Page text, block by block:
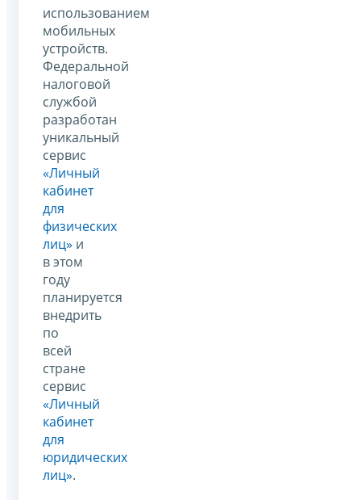
использованием
мобильных
устройств.
Федеральной
налоговой
службой
разработан
уникальный
сервис
«Личный
кабинет
для
физических
лиц» и
в этом
году
планируется
внедрить
по
всей
стране
сервис
«Личный
кабинет
для
юридических
лиц».